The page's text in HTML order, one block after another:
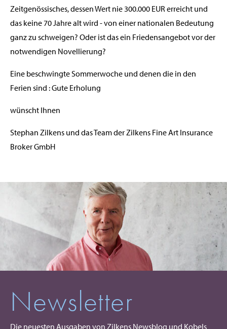
Zeitgenössisches, dessen Wert nie 300.000 EUR erreicht und
das keine 70 Jahre alt wird - von einer nationalen Bedeutung
ganz zu schweigen? Oder ist das ein Friedensangebot vor der
notwendigen Novellierung?
Eine beschwingte Sommerwoche und denen die in den
Ferien sind : Gute Erholung
wünscht Ihnen
Stephan Zilkens und das Team der Zilkens Fine Art Insurance
Broker GmbH
Newsletter
Die neuesten Ausgaben von Zilkens Newsblog und Kobels